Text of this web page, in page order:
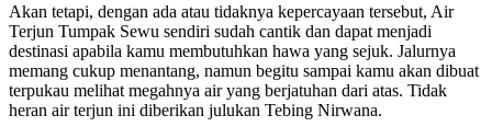
Akan tetapi, dengan ada atau tidaknya kepercayaan tersebut, Air
Terjun Tumpak Sewu sendiri sudah cantik dan dapat menjadi
destinasi apabila kamu membutuhkan hawa yang sejuk. Jalurnya
memang cukup menantang, namun begitu sampai kamu akan dibuat
terpukau melihat megahnya air yang berjatuhan dari atas. Tidak
heran air terjun ini diberikan julukan Tebing Nirwana.